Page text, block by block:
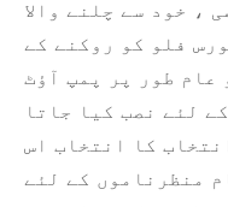
، خود سے چلنے والا
فلو کو روکنے کے
عام طور پر پمپ آؤٹ
لئے نصب کیا جاتا
کا انتخاب اس
منظرناموں کے لئے